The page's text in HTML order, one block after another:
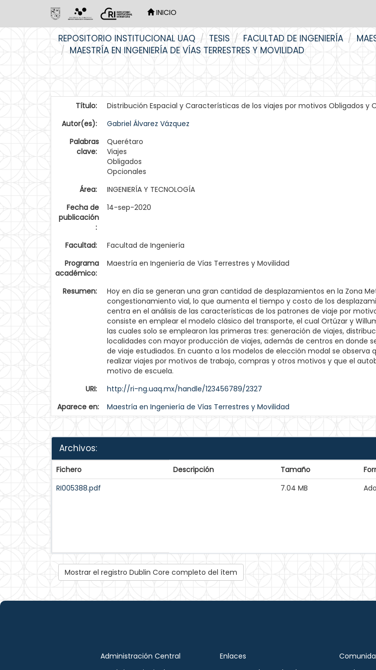
INICIO
REPOSITORIO INSTITUCIONAL UAQ TESIS FACULTAD DE INGENIERÍA
MAESTRÍA EN INGENIERÍA DE VÍAS TERRESTRES Y MOVILIDAD
Título:
Distribución Espacial y Características de los viajes por motivos Obligados y
Autor(es):
Gabriel Álvarez Vázquez
Palabras
clave:
Querétaro
Viajes
Obligados
Opcionales
Área:
INGENIERÍA Y TECNOLOGÍA
Fecha de
publicación
:
14-sep-2020
Facultad:
Facultad de Ingeniería
Programa
académico:
Maestría en Ingeniería de Vías Terrestres y Movilidad
Resumen:
Hoy en día se generan una gran cantidad de desplazamientos en la Zona
congestionamiento vial, lo que aumenta el tiempo y costo de los
centra en el análisis de las características de los patrones de viaje por
consiste en emplear el modelo clásico del transporte, el cual Ortúzar y
las cuales solo se emplearon las primeras tres: generación de viajes,
localidades con mayor producción de viajes, además de centros en donde
de viaje estudiados. En cuanto a los modelos de elección modal se
realizar viajes por motivos de trabajo, compras y otros motivos y que el
motivo de escuela.
URI:
http://ri-ng.uaq.mx/handle/123456789/2327
Aparece en:
Maestría en Ingeniería de Vías Terrestres y Movilidad
Archivos:
Fichero Descripción Tamaño
RI005388.pdf
7.04 MB
Mostrar el registro Dublin Core completo del ítem
Administración Central
Enlaces